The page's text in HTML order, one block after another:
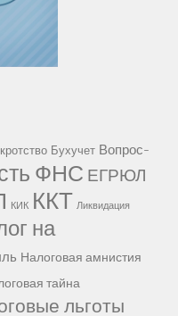
Бухучет Вопрос-
ФНС ЕГРЮЛ
КИК ККТ Ликвидация
на
Налоговая амнистия
тайна
льготы